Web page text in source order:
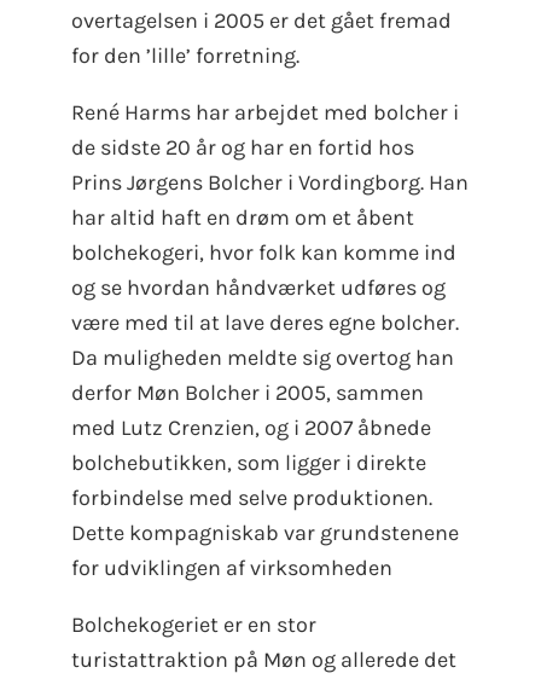
overtagelsen i 2005 er det gået fremad
for den ’lille’ forretning.
René Harms har arbejdet med bolcher i
de sidste 20 år og har en fortid hos
Prins Jørgens Bolcher i Vordingborg. Han
har altid haft en drøm om et åbent
bolchekogeri, hvor folk kan komme ind
og se hvordan håndværket udføres og
være med til at lave deres egne bolcher.
Da muligheden meldte sig overtog han
derfor Møn Bolcher i 2005, sammen
med Lutz Crenzien, og i 2007 åbnede
bolchebutikken, som ligger i direkte
forbindelse med selve produktionen.
Dette kompagniskab var grundstenene
for udviklingen af virksomheden
Bolchekogeriet er en stor
turistattraktion på Møn og allerede det